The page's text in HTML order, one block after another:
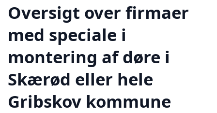
Oversigt over firmaer
med speciale i
montering af døre i
Skærød eller hele
Gribskov kommune